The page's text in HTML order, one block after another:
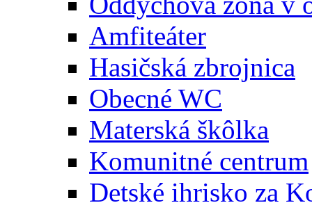
Amfiteáter
Hasičská zbrojnica
Obecné WC
Materská škôlka
Komunitné centrum
Detské ihrisko za